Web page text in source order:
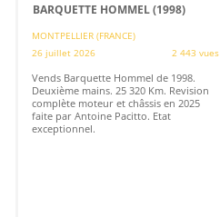
BARQUETTE HOMMEL (1998)
MONTPELLIER (FRANCE)
26 juillet 2026
2 443 vues
Vends Barquette Hommel de 1998.
Deuxième mains. 25 320 Km. Revision
complète moteur et châssis en 2025
faite par Antoine Pacitto. Etat
exceptionnel.